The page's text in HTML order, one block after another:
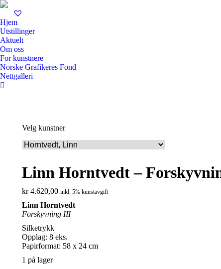
Hjem
Utstillinger
Aktuelt
Om oss
For kunstnere
Norske Grafikeres Fond
Nettgalleri
Search:
Velg kunstner
Linn Horntvedt –
kr4.620,00 inkl. 5% kunstavgift
Linn Horntvedt
Forskyvning III
Silketrykk
Opplag: 8 eks.
Papirformat: 58 x 24 cm
1 på lager